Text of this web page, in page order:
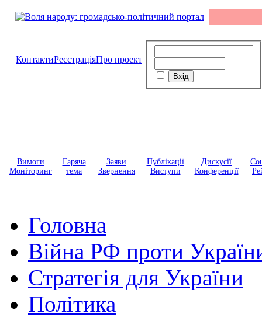
КонтактиРеєстраціяПро проект
Вимоги
Моніторинг
Гаряча
тема
Заяви
Звернення
Публікації
Виступи
Дискусії
Конференції
Головна
Війна РФ проти
Стратегія для України
Політика